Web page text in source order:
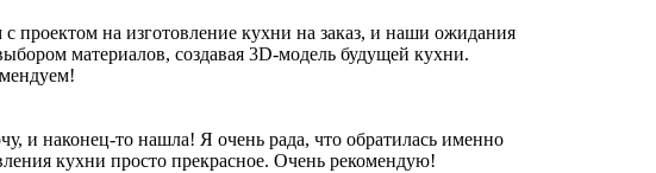
на изготовление кухни на заказ, и наши ожидания
материалов, создавая 3D-модель будущей кухни.
и наконец-то нашла! Я очень рада, что обратилась именно
кухни просто прекрасное. Очень рекомендую!